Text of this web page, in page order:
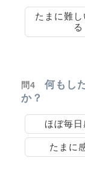
たまに難し
る
問4
何もし
か？
ほぼ毎日
たまに